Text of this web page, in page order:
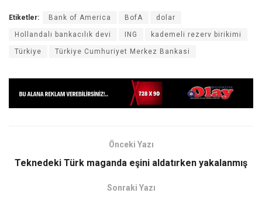
Etiketler: Bank of America BofA dolar
Hollandalı bankacılık devi ING kademeli rezerv birikimi
Türkiye Türkiye Cumhuriyet Merkez Bankasi
Önceki Yazı
Teknedeki Türk maganda eşini aldatırken yakalanmış
Sonraki Yazı